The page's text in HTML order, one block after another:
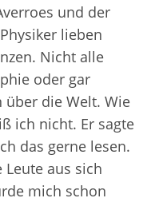
und der
lieben
Nicht alle
oder gar
über die Welt. Wie
ich nicht. Er sagte
das gerne lesen.
aus sich
mich schon